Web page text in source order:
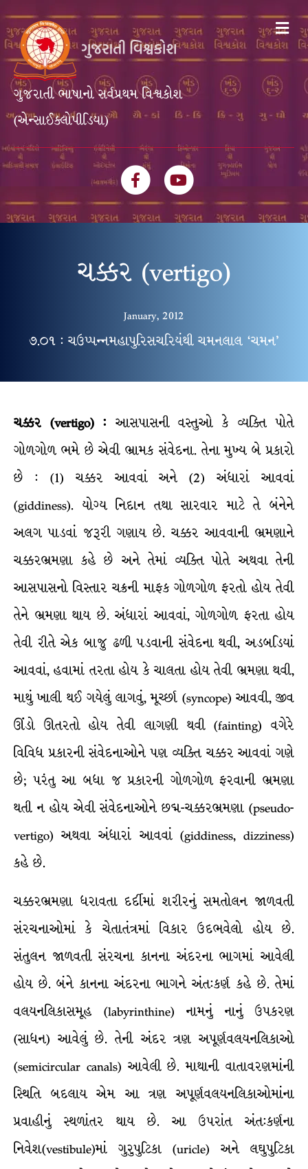
ગુજરાતી ભાષાનો સર્વપ્રથમ વિશ્વકોશ
(એન્સાઈક્લોપીડિયા)
FacebookYoutube
ચક્કર (vertigo)
January, 2012
૭.૦૧ : ચઉપ્પન્નમહાપુરિસચરિયંથી ચમનલાલ ‘ચમન’
ચક્કર (vertigo) : આસપાસની વસ્તુઓ કે વ્યક્તિ પોતે
ગોળગોળ ભમે છે એવી ભ્રામક સંવેદના. તેના મુખ્ય બે પ્રકારો
છે : (1) ચક્કર આવવાં અને (2) અંધારાં આવવાં
(giddiness). યોગ્ય નિદાન તથા સારવાર માટે તે બંનેને
અલગ પાડવાં જરૂરી ગણાય છે. ચક્કર આવવાની ભ્રમણાને
ચક્કરભ્રમણા કહે છે અને તેમાં વ્યક્તિ પોતે અથવા તેની
આસપાસનો વિસ્તાર ચક્રની માફક ગોળગોળ ફરતો હોય તેવી
તેને ભ્રમણા થાય છે. અંધારાં આવવાં, ગોળગોળ ફરતા હોય
તેવી રીતે એક બાજુ ઢળી પડવાની સંવેદના થવી, અડબડિયાં
આવવાં, હવામાં તરતા હોય કે ચાલતા હોય તેવી ભ્રમણા થવી,
માથું ખાલી થઈ ગયેલું લાગવું, મૂર્ચ્છા (syncope) આવવી, જીવ
ઊંડો ઊતરતો હોય તેવી લાગણી થવી (fainting) વગેરે
વિવિધ પ્રકારની સંવેદનાઓને પણ વ્યક્તિ ચક્કર આવવાં ગણે
છે; પરંતુ આ બધા જ પ્રકારની ગોળગોળ ફરવાની ભ્રમણા
થતી ન હોય એવી સંવેદનાઓને છદ્મ-ચક્કરભ્રમણા (pseudo-
vertigo) અથવા અંધારાં આવવાં (giddiness, dizziness)
કહે છે.
ચક્કરભ્રમણા ધરાવતા દર્દીમાં શરીરનું સમતોલન જાળવતી
સંરચનાઓમાં કે ચેતાતંત્રમાં વિકાર ઉદભવેલો હોય છે.
સંતુલન જાળવતી સંરચના કાનના અંદરના ભાગમાં આવેલી
હોય છે. બંને કાનના અંદરના ભાગને અંત:કર્ણ કહે છે. તેમાં
વલયનલિકાસમૂહ (labyrinthine) નામનું નાનું ઉપકરણ
(સાધન) આવેલું છે. તેની અંદર ત્રણ અપૂર્ણવલયનલિકાઓ
(semicircular canals) આવેલી છે. માથાની વાતાવરણમાંની
સ્થિતિ બદલાય એમ આ ત્રણ અપૂર્ણવલયનલિકાઓમાંના
પ્રવાહીનું સ્થળાંતર થાય છે. આ ઉપરાંત અંત:કર્ણના
નિવેશ(vestibule)માં ગુરુપુટિકા (uricle) અને લઘુપુટિકા